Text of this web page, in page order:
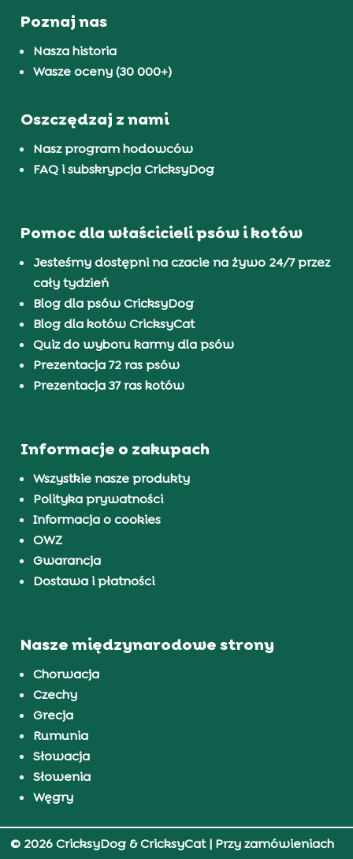
Poznaj nas
Nasza historia
Wasze oceny (30 000+)
Oszczędzaj z nami
Nasz program hodowców
FAQ i subskrypcja CricksyDog
Pomoc dla właścicieli psów i kotów
Jesteśmy dostępni na czacie na żywo 24/7 przez
cały tydzień
Blog dla psów CricksyDog
Blog dla kotów CricksyCat
Quiz do wyboru karmy dla psów
Prezentacja 72 ras psów
Prezentacja 37 ras kotów
Informacje o zakupach
Wszystkie nasze produkty
Polityka prywatności
Informacja o cookies
OWZ
Gwarancja
Dostawa i płatności
Nasze międzynarodowe strony
Chorwacja
Czechy
Grecja
Rumunia
Słowacja
Słowenia
Węgry
© 2026 CricksyDog & CricksyCat| Przy zamówieniach